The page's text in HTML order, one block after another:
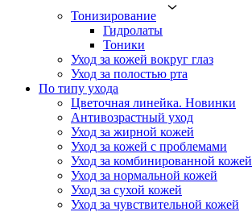
Тонизирование
Гидролаты
Тоники
Уход за кожей вокруг глаз
Уход за полостью рта
По типу ухода
Цветочная линейка. Новинки
Антивозрастный уход
Уход за жирной кожей
Уход за кожей с проблемами
Уход за комбинированной кожей
Уход за нормальной кожей
Уход за сухой кожей
Уход за чувствительной кожей